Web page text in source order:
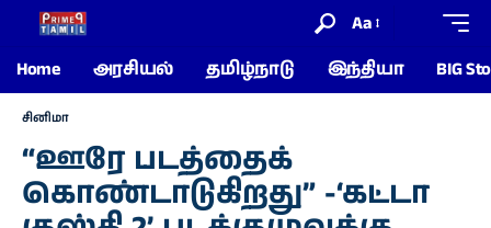
Aa
Home
அரசியல் தமிழ்நாடு இந்தியா BIG
சினிமா
“ஊரே படத்தைக்
கொண்டாடுகிறது” -‘கட்டா